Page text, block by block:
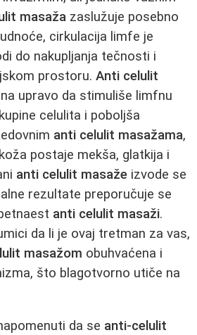
masaža zaslužuje posebno
cirkulacija limfe je
do nakupljanja tečnosti i
prostoru. Anti celulit
upravo da stimuliše limfnu
celulita i poboljša
anti celulit masažama,
postaje mekša, glatkija i
anti celulit masaže izvode se
rezultate preporučuje se
anti celulit masaži.
da li je ovaj tretman za vas,
masažom obuhvaćena i
što blagotvorno utiče na
da se anti-celulit